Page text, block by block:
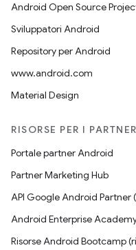
Android Open Source
Sviluppatori Android
Repository per Android
www.android.com
Material Design
RISORSE PER I PARTNER
Portale partner Android
Partner Marketing Hub
API Google Android Partner
Android Enterprise
Risorse Android Bootcamp